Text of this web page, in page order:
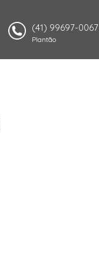
(41) 99697-0067
Plantão